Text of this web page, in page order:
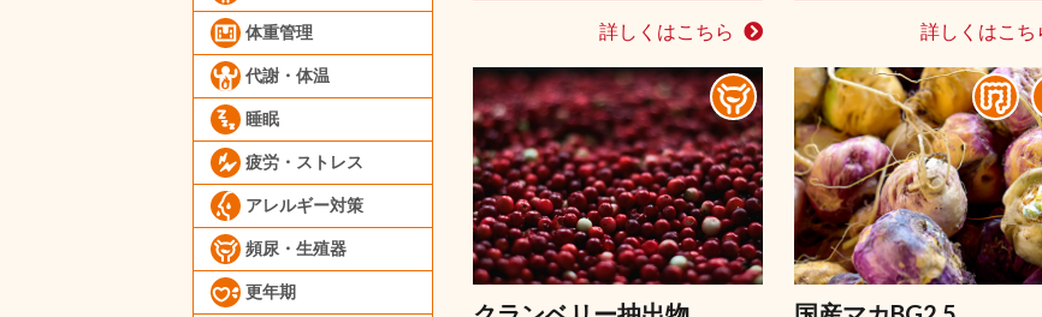
体重管理
代謝・体温
睡眠
疲労・ストレス
アレルギー対策
頻尿・生殖器
更年期
詳しくはこちら 詳しくはこち